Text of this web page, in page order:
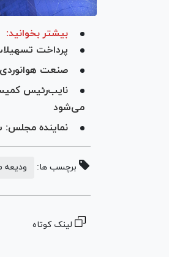
بیشتر بخوانید:
پرداخت
صنعت
نایب‌رئیس
می‌شود
نماینده مجلس:
برچسب ها:
لینک کوتاه